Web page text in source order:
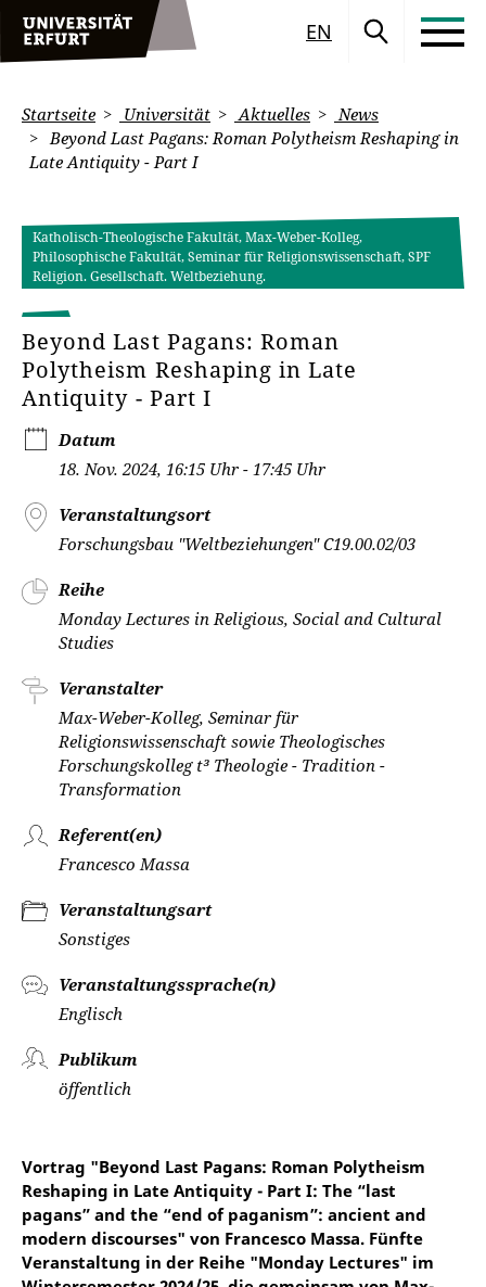
EN
Startseite Universität Aktuelles
News
Beyond Last Pagans: Roman Polytheism Reshaping in
Late Antiquity - Part I
Katholisch-Theologische Fakultät, Max-Weber-Kolleg,
Philosophische Fakultät, Seminar für Religionswissenschaft, SPF
Religion. Gesellschaft. Weltbeziehung.
Beyond Last Pagans: Roman
Polytheism Reshaping in Late
Antiquity - Part I
Datum
18. Nov. 2024, 16:15 Uhr - 17:45 Uhr
Veranstaltungsort
Forschungsbau "Weltbeziehungen" C19.00.02/03
Reihe
Monday Lectures in Religious, Social and Cultural
Studies
Veranstalter
Max-Weber-Kolleg, Seminar für
Religionswissenschaft sowie Theologisches
Forschungskolleg t³ Theologie - Tradition -
Transformation
Referent(en)
Francesco Massa
Veranstaltungsart
Sonstiges
Veranstaltungssprache(n)
Englisch
Publikum
öffentlich
Vortrag "Beyond Last Pagans: Roman Polytheism
Reshaping in Late Antiquity - Part I: The “last
pagans” and the “end of paganism”: ancient and
modern discourses" von Francesco Massa. Fünfte
Veranstaltung in der Reihe "Monday Lectures" im